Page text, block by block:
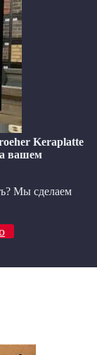
Keraplatte
вашем
Мы сделаем